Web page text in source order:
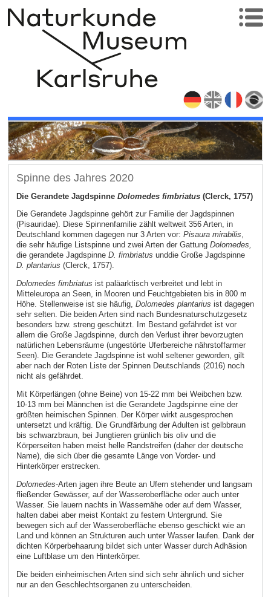
Spinne des Jahres 2020
Die Gerandete Jagdspinne Dolomedes fimbriatus(Clerck, 1757)
Die Gerandete Jagdspinne gehört zur Familie der Jagdspinnen
(Pisauridae). Diese Spinnenfamilie zählt weltweit 356 Arten, in
Deutschland kommen dagegen nur 3 Arten vor: Pisaura mirabilis,
die sehr häufige Listspinne und zwei Arten der Gattung Dolomedes,
die gerandete Jagdspinne D. fimbriatus unddie Große Jagdspinne
D. plantarius (Clerck, 1757).
Dolomedes fimbriatus ist paläarktisch verbreitet und lebt in
Mitteleuropa an Seen, in Mooren und Feuchtgebieten bis in 800 m
Höhe. Stellenweise ist sie häufig, Dolomedes plantarius ist dagegen
sehr selten. Die beiden Arten sind nach Bundesnaturschutzgesetz
besonders bzw. streng geschützt. Im Bestand gefährdet ist vor
allem die Große Jagdspinne, durch den Verlust ihrer bevorzugten
natürlichen Lebensräume (ungestörte Uferbereiche nährstoffarmer
Seen). Die Gerandete Jagdspinne ist wohl seltener geworden, gilt
aber nach der Roten Liste der Spinnen Deutschlands (2016) noch
nicht als gefährdet.
Mit Körperlängen (ohne Beine) von 15-22 mm bei Weibchen bzw.
10-13 mm bei Männchen ist die Gerandete Jagdspinne eine der
größten heimischen Spinnen. Der Körper wirkt ausgesprochen
untersetzt und kräftig. Die Grundfärbung der Adulten ist gelbbraun
bis schwarzbraun, bei Jungtieren grünlich bis oliv und die
Körperseiten haben meist helle Randstreifen (daher der deutsche
Name), die sich über die gesamte Länge von Vorder- und
Hinterkörper erstrecken.
Dolomedes-Arten jagen ihre Beute an Ufern stehender und langsam
fließender Gewässer, auf der Wasseroberfläche oder auch unter
Wasser. Sie lauern nachts in Wassernähe oder auf dem Wasser,
halten dabei aber meist Kontakt zu festem Untergrund. Sie
bewegen sich auf der Wasseroberfläche ebenso geschickt wie an
Land und können an Strukturen auch unter Wasser laufen. Dank der
dichten Körperbehaarung bildet sich unter Wasser durch Adhäsion
eine Luftblase um den Hinterkörper.
Die beiden einheimischen Arten sind sich sehr ähnlich und sicher
nur an den Geschlechtsorganen zu unterscheiden.